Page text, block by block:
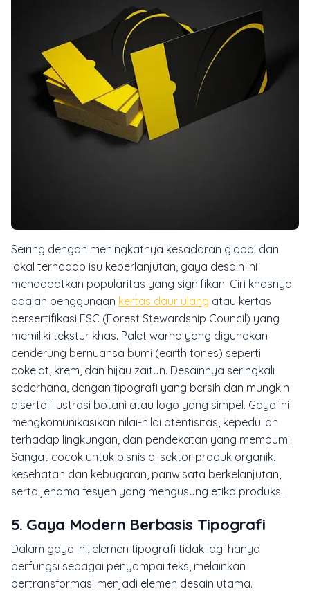
Seiring dengan meningkatnya kesadaran global dan
lokal terhadap isu keberlanjutan, gaya desain ini
mendapatkan popularitas yang signifikan. Ciri khasnya
adalah penggunaan kertas daur ulang atau kertas
bersertifikasi FSC (Forest Stewardship Council) yang
memiliki tekstur khas. Palet warna yang digunakan
cenderung bernuansa bumi (earth tones) seperti
cokelat, krem, dan hijau zaitun. Desainnya seringkali
sederhana, dengan tipografi yang bersih dan mungkin
disertai ilustrasi botani atau logo yang simpel. Gaya ini
mengkomunikasikan nilai-nilai otentisitas, kepedulian
terhadap lingkungan, dan pendekatan yang membumi.
Sangat cocok untuk bisnis di sektor produk organik,
kesehatan dan kebugaran, pariwisata berkelanjutan,
serta jenama fesyen yang mengusung etika produksi.
5. Gaya Modern Berbasis Tipografi
Dalam gaya ini, elemen tipografi tidak lagi hanya
berfungsi sebagai penyampai teks, melainkan
bertransformasi menjadi elemen desain utama.